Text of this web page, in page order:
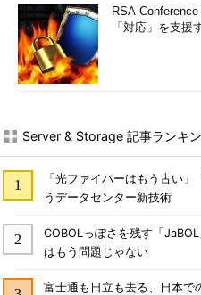
RSA
「対応」を支援
Server & Storage 記事ランキ
「光ファイバーはもう古い
うデータセンター新技術
COBOLっぽさを残す「
はもう問題じゃない
富士通も日立も去る、日本で